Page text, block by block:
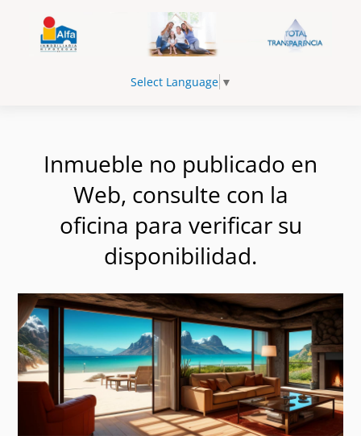
Select Language ▼
Inmueble no publicado en
Web, consulte con la
oficina para verificar su
disponibilidad.